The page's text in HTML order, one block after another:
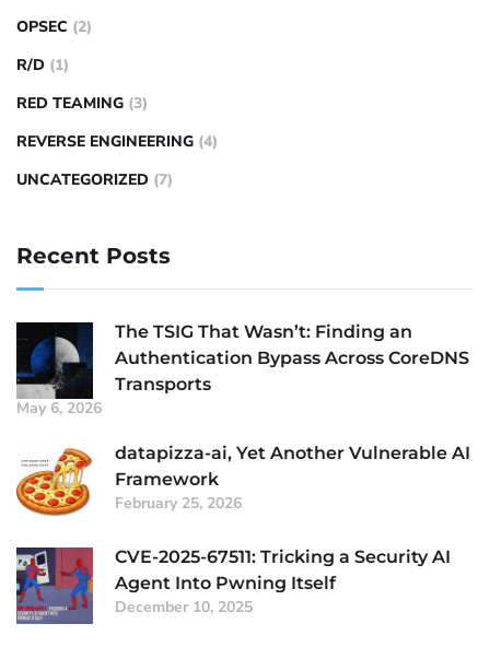
OPSEC (2)
R/D (1)
RED TEAMING (3)
REVERSE ENGINEERING (4)
UNCATEGORIZED (7)
Recent Posts
The TSIG That Wasn’t: Finding an
Authentication Bypass Across CoreDNS
Transports
May 6, 2026
datapizza-ai, Yet Another Vulnerable AI
Framework
February 25, 2026
CVE-2025-67511: Tricking a Security AI
Agent Into Pwning Itself
December 10, 2025